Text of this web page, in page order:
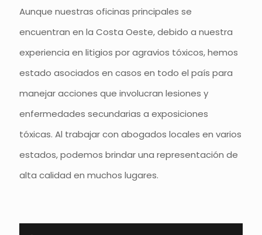
Aunque nuestras oficinas principales se
encuentran en la Costa Oeste, debido a nuestra
experiencia en litigios por agravios tóxicos, hemos
estado asociados en casos en todo el país para
manejar acciones que involucran lesiones y
enfermedades secundarias a exposiciones
tóxicas. Al trabajar con abogados locales en varios
estados, podemos brindar una representación de
alta calidad en muchos lugares.